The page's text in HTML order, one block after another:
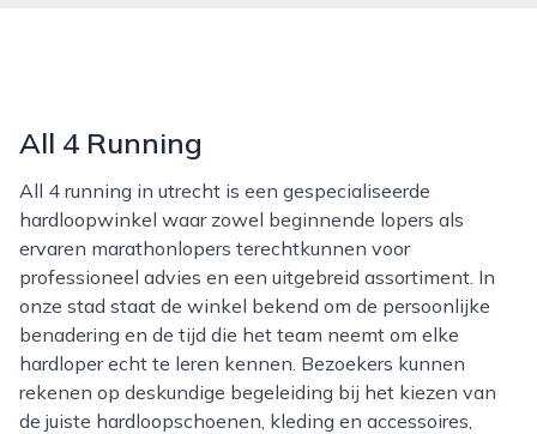
All 4 Running
All 4 running in utrecht is een gespecialiseerde
hardloopwinkel waar zowel beginnende lopers als
ervaren marathonlopers terechtkunnen voor
professioneel advies en een uitgebreid assortiment. In
onze stad staat de winkel bekend om de persoonlijke
benadering en de tijd die het team neemt om elke
hardloper echt te leren kennen. Bezoekers kunnen
rekenen op deskundige begeleiding bij het kiezen van
de juiste hardloopschoenen, kleding en accessoires,